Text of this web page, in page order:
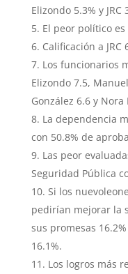
Elizondo 5.3% y JRC
El peor político
Calificación a JRC
Los funcionarios
Elizondo 7.5,
González 6.6 y Nora
La dependencia
con 50.8% de
Las peor
Seguridad Pública
Si los
pedirían mejorar la
sus promesas
16.1%.
Los logros más